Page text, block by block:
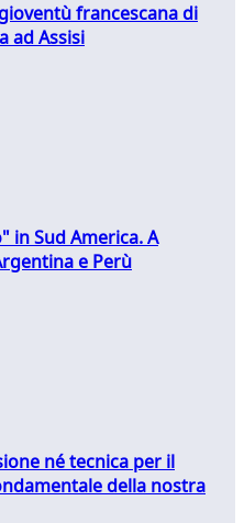
francescana di
ad Assisi
in Sud America. A
e Perù
né tecnica per il
della nostra